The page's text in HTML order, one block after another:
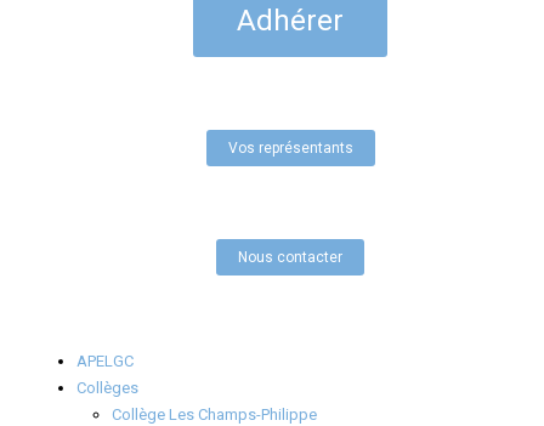
Adhérer
Vos représentants
Nous contacter
APELGC
Collèges
Collège Les Champs-Philippe